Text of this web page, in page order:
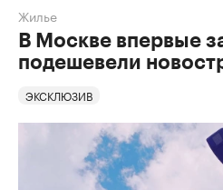
Жилье
В Москве впервые
подешевели
ЭКСКЛЮЗИВ